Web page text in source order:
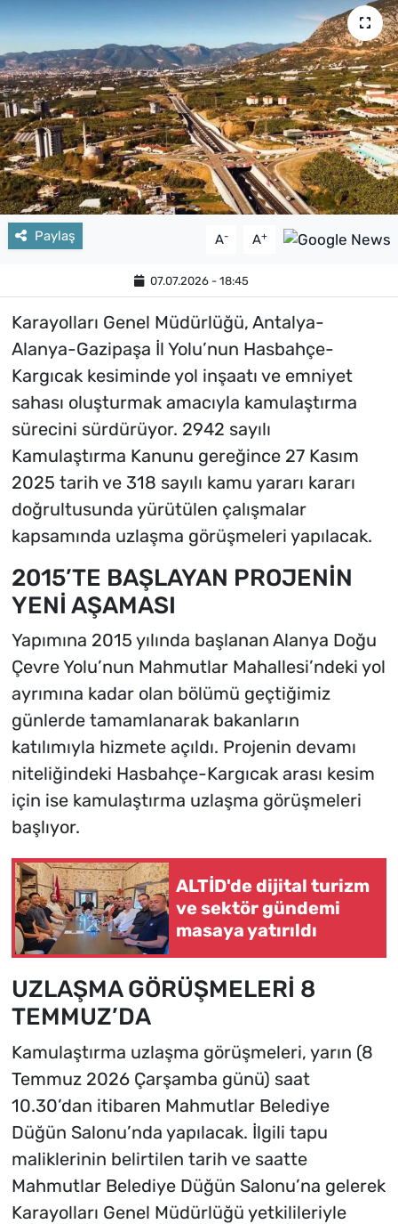
Paylaş A- A+
07.07.2026 - 18:45
Karayolları Genel Müdürlüğü, Antalya-
Alanya-Gazipaşa İl Yolu’nun Hasbahçe-
Kargıcak kesiminde yol inşaatı ve emniyet
sahası oluşturmak amacıyla kamulaştırma
sürecini sürdürüyor. 2942 sayılı
Kamulaştırma Kanunu gereğince 27 Kasım
2025 tarih ve 318 sayılı kamu yararı kararı
doğrultusunda yürütülen çalışmalar
kapsamında uzlaşma görüşmeleri yapılacak.
2015’TE BAŞLAYAN PROJENİN
YENİ AŞAMASI
Yapımına 2015 yılında başlanan Alanya Doğu
Çevre Yolu’nun Mahmutlar Mahallesi’ndeki yol
ayrımına kadar olan bölümü geçtiğimiz
günlerde tamamlanarak bakanların
katılımıyla hizmete açıldı. Projenin devamı
niteliğindeki Hasbahçe-Kargıcak arası kesim
için ise kamulaştırma uzlaşma görüşmeleri
başlıyor.
ALTİD'de dijital turizm
ve sektör gündemi
masaya yatırıldı
UZLAŞMA GÖRÜŞMELERİ 8
TEMMUZ’DA
Kamulaştırma uzlaşma görüşmeleri, yarın (8
Temmuz 2026 Çarşamba günü) saat
10.30’dan itibaren Mahmutlar Belediye
Düğün Salonu’nda yapılacak. İlgili tapu
maliklerinin belirtilen tarih ve saatte
Mahmutlar Belediye Düğün Salonu’na gelerek
Karayolları Genel Müdürlüğü yetkilileriyle